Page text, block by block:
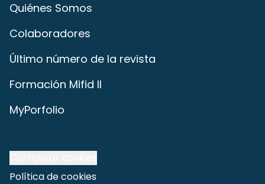
Quiénes Somos
Colaboradores
Último número de la revista
Formación Mifid II
MyPorfolio
Política de cookies